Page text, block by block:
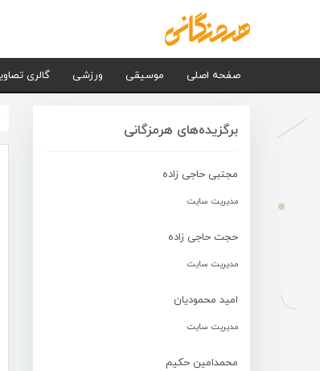
صفحه اصلی موسیقی ورزشی گالری
برگزیده‌های هرمزگانی
مجتبی حاجی زاده
مدیریت سایت
حجت حاجی زاده
مدیریت سایت
امید محمودیان
مدیریت سایت
محمدامین حکیم